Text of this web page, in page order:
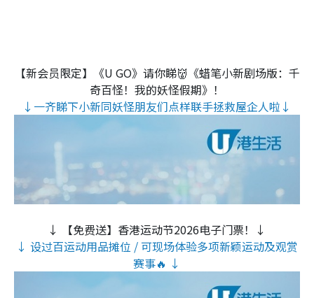
【新会员限定】《U GO》请你睇👹《蜡笔小新剧场版：千
奇百怪！我的妖怪假期》！
↓一齐睇下小新同妖怪朋友们点样联手拯救屋企人啦↓
↓ 【免费送】香港运动节2026电子门票！↓
↓ 设过百运动用品摊位 / 可现场体验多项新颖运动及观赏
赛事🔥 ↓